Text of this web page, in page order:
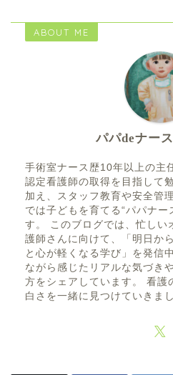
ABOUT ME
パパdeナー
手術室ナース歴10年以上の主
認定看護師の取得を目指して
加え、スタッフ教育や安全管
では子どもを育てる“パパナー
す。 このブログでは、忙しい
護師さんに向けて、「明日か
と心が軽くなる学び」を発信
ながら感じたリアルな気づき
方をシェアしています。 看護
白さを一緒に見つけていきま